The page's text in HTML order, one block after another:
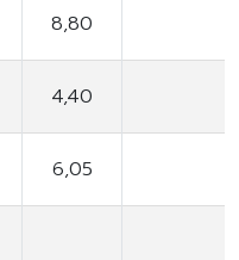
8,80
4,40
6,05